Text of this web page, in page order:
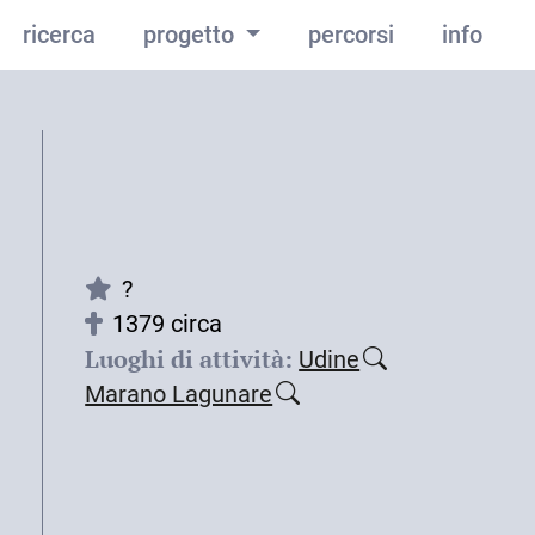
ricerca progetto percorsi info
?
1379 circa
Luoghi di attività: Udine
Marano Lagunare